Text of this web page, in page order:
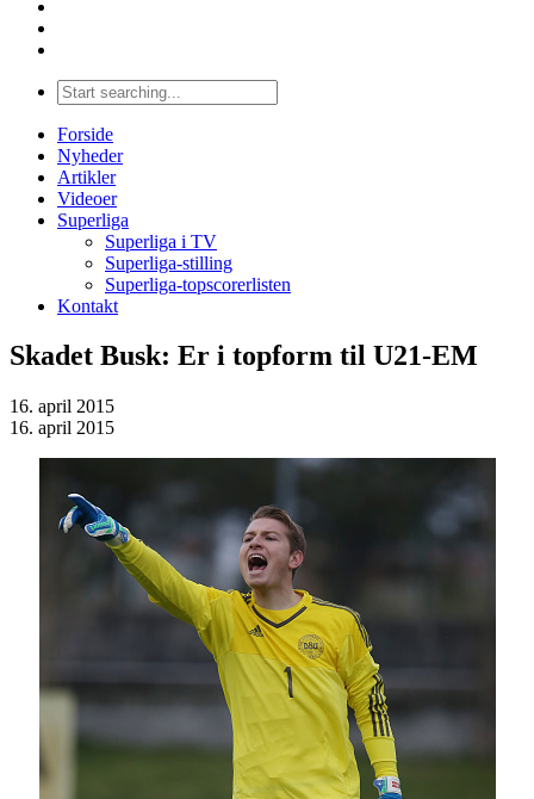
Forside
Nyheder
Artikler
Videoer
Superliga
Superliga i TV
Superliga-stilling
Superliga-topscorerlisten
Kontakt
Skadet Busk: Er i topform til U21-EM
16. april 2015
16. april 2015